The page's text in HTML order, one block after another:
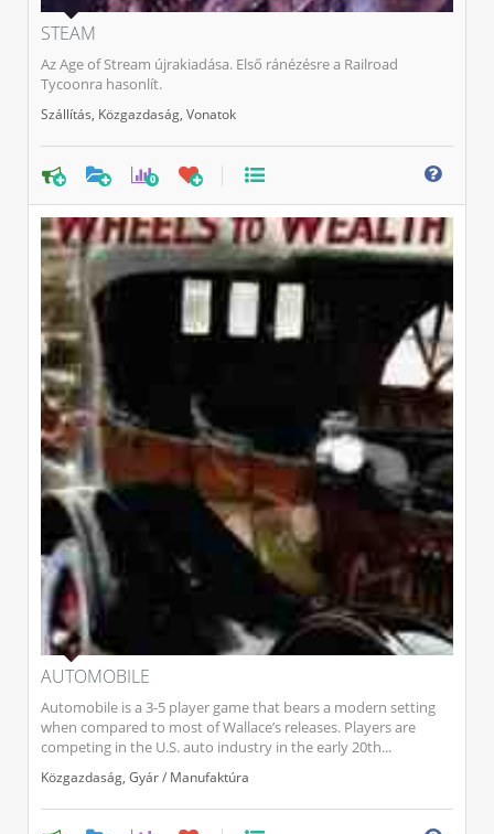
STEAM
Az Age of Stream újrakiadása. Első ránézésre a Railroad
Tycoonra hasonlít.
Szállítás Közgazdaság Vonatok
0
AUTOMOBILE
Automobile is a 3-5 player game that bears a modern setting
when compared to most of Wallace’s releases. Players are
competing in the U.S. auto industry in the early 20th...
Közgazdaság Gyár / Manufaktúra